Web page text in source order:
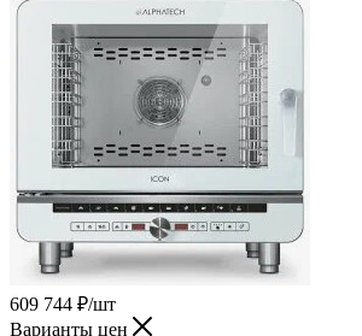
609 744 ₽/шт
Варианты цен